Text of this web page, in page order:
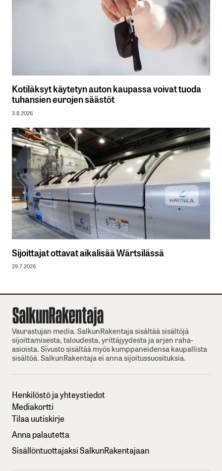
Kotiläksyt käytetyn auton kaupassa voivat tuoda
tuhansien eurojen säästöt
3.8.2026
Sijoittajat ottavat aikalisää Wärtsilässä
29.7.2026
Vaurastujan media. SalkunRakentaja sisältää sisältöjä
sijoittamisesta, taloudesta, yrittäjyydesta ja arjen raha-
asioista. Sivusto sisältää myös kumppaneidensa kaupallista
sisältöä. SalkunRakentaja ei anna sijoitussuosituksia.
Henkilöstö ja yhteystiedot
Mediakortti
Tilaa uutiskirje
Anna palautetta
Sisällöntuottajaksi SalkunRakentajaan